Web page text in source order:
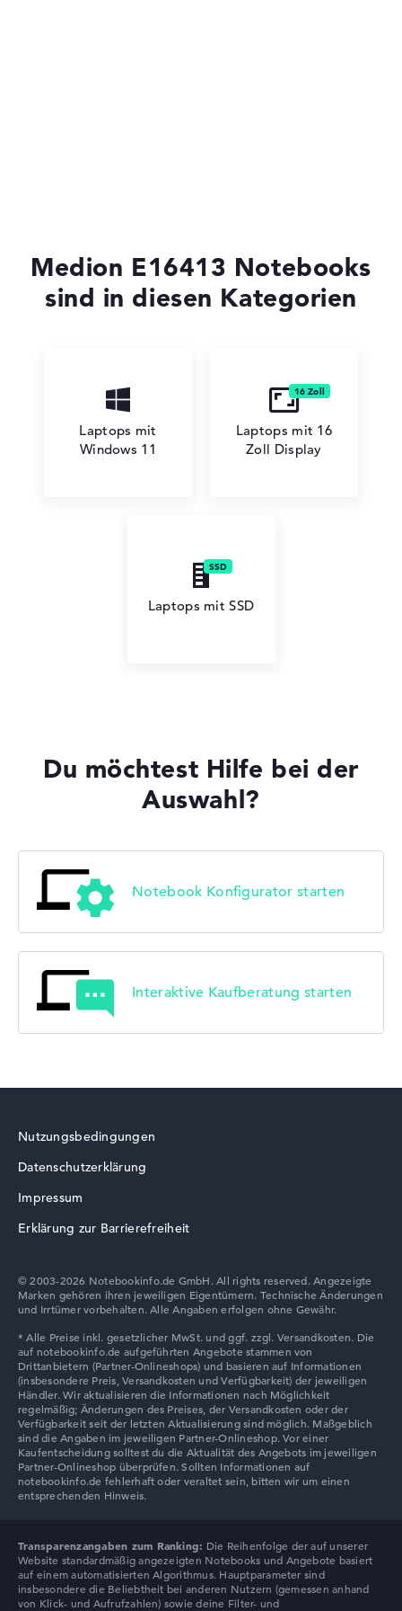
Medion E16413 Notebooks
sind in diesen Kategorien
Laptops mit
Windows 11
Laptops mit 16
Zoll Display
Laptops mit SSD
Du möchtest Hilfe bei der
Auswahl?
Notebook Konfigurator starten
Interaktive Kaufberatung starten
Nutzungsbedingungen
Datenschutzerklärung
Impressum
Erklärung zur Barrierefreiheit
© 2003-2026 Notebookinfo.de GmbH. All rights reserved. Angezeigte
Marken gehören ihren jeweiligen Eigentümern. Technische Änderungen
und Irrtümer vorbehalten. Alle Angaben erfolgen ohne Gewähr.
Transparenzangaben zum Ranking: Die Reihenfolge der auf unserer
Website standardmäßig angezeigten Notebooks und Angebote basiert
auf einem automatisierten Algorithmus. Hauptparameter sind
insbesondere die Beliebtheit bei anderen Nutzern (gemessen anhand
von Klick- und Aufrufzahlen) sowie deine Filter- und